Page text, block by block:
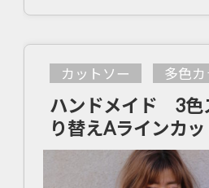
カットソー 多色
ハンドメイド 3色
り替えAラインカ